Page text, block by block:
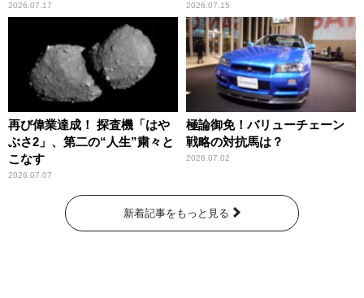
2026.07.17 2026.07.15
再び偉業達成！ 探査機「はや
ぶさ2」、第二の“人生”粛々と
こなす
2026.07.07
極論御免！バリューチェーン
戦略の対抗馬は？
2026.07.02
新着記事をもっと見る